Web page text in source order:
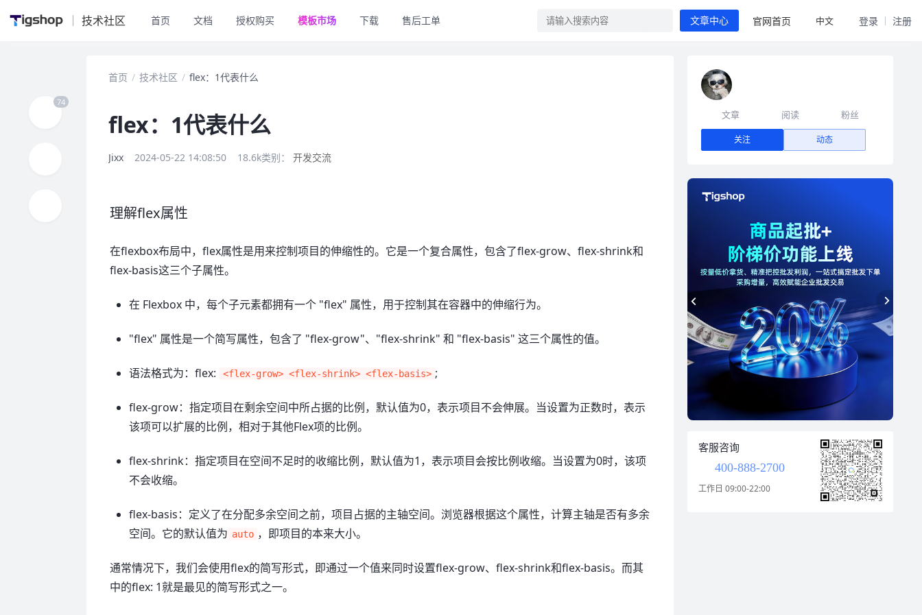
技术社区 首页 文档 授权购买 模板市场 下载 售后工单 文章中心 官网首页 中文 登录 注册
首页 / 技术社区 / flex：1代表什么
flex：1代表什么
Jixx 2024-05-22 14:08:50 18.6k类别：开发交流
理解flex属性
在flexbox布局中，flex属性是用来控制项目的伸缩性的。它是一个复合属性，包含了flex-grow、flex-shrink和
flex-basis这三个子属性。
在 Flexbox 中，每个子元素都拥有一个 "flex" 属性，用于控制其在容器中的伸缩行为。
"flex" 属性是一个简写属性，包含了 "flex-grow"、"flex-shrink" 和 "flex-basis" 这三个属性的值。
语法格式为：flex: <flex-grow> <flex-shrink> <flex-basis> ;
flex-grow：指定项目在剩余空间中所占据的比例，默认值为0，表示项目不会伸展。当设置为正数时，表示
该项可以扩展的比例，相对于其他Flex项的比例。
flex-shrink：指定项目在空间不足时的收缩比例，默认值为1，表示项目会按比例收缩。当设置为0时，该项
不会收缩。
flex-basis：定义了在分配多余空间之前，项目占据的主轴空间。浏览器根据这个属性，计算主轴是否有多余
空间。它的默认值为 auto ，即项目的本来大小。
通常情况下，我们会使用flex的简写形式，即通过一个值来同时设置flex-grow、flex-shrink和flex-basis。而其
中的flex: 1就是最见的简写形式之一。
文章 阅读 粉丝
关注 动态
客服咨询
400-888-2700
工作日 09:00-22:00